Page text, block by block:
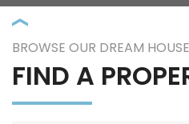
BROWSE OUR DREAM HOUSE
FIND A